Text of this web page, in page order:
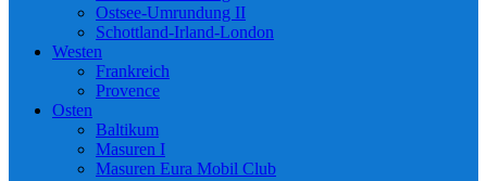
Ostsee-Umrundung II
Schottland-Irland-London
Westen
Frankreich
Provence
Osten
Baltikum
Masuren I
Masuren Eura Mobil Club